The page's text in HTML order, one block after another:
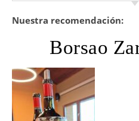
Nuestra recomendación:
Borsao